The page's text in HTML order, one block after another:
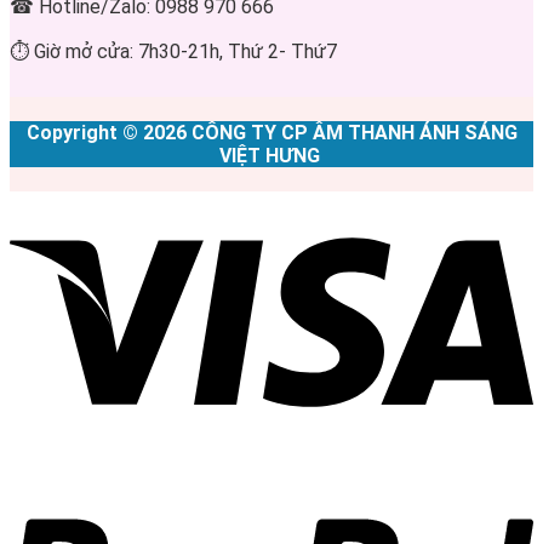
☎ Hotline/Zalo: 0988 970 666
⏱ Giờ mở cửa: 7h30-21h, Thứ 2- Thứ7
Copyright © 2026 CÔNG TY CP ÂM THANH ÁNH SÁNG
VIỆT HƯNG